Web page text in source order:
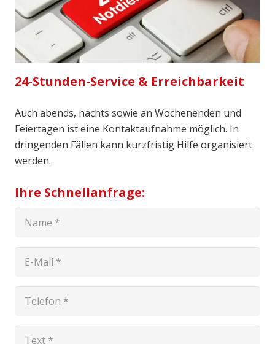
24-Stunden-Service & Erreichbarkeit
Auch abends, nachts sowie an Wochenenden und
Feiertagen ist eine Kontaktaufnahme möglich. In
dringenden Fällen kann kurzfristig Hilfe organisiert
werden.
Ihre Schnellanfrage: